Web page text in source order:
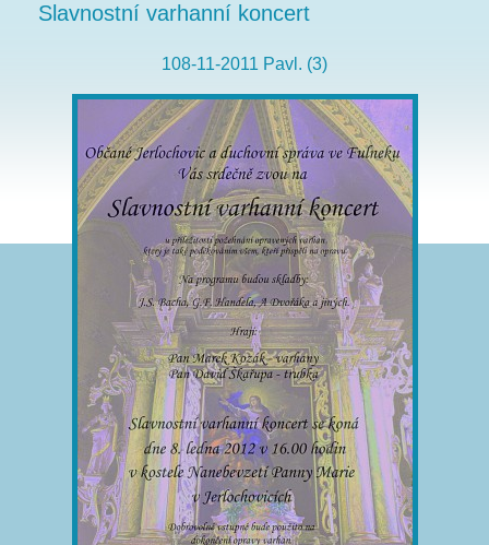
Slavnostní varhanní koncert
108-11-2011 Pavl. (3)